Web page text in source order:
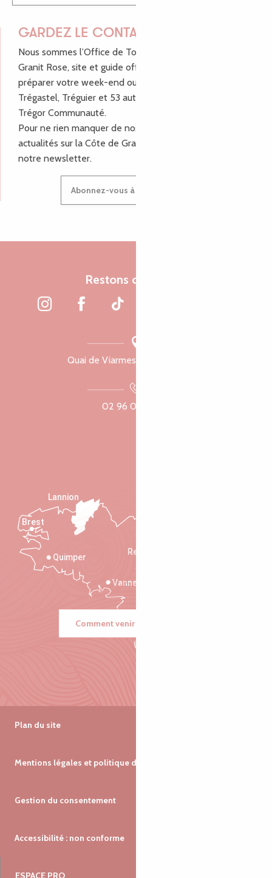
GARDEZ LE CONTACT !
Nous sommes l’Office de Tourisme Bretagne - Côte de
Granit Rose, site et guide officiel pour vous aider à
préparer votre week-end ou vos vacances à Lannion,
Trégastel, Tréguier et 53 autres communes de Lannion-
Trégor Communauté.
Pour ne rien manquer de nos bons plans et nos
actualités sur la Côte de Granit Rose, inscrivez-vous à
notre newsletter.
Abonnez-vous à notre newsletter
Restons connectés
Quai de Viarmes, 22300 Lannion
02 96 05 60 70
Rennes
Vannes
Quimper
Lannion
Brest
Comment venir ?
Plan du site
Mentions légales et politique de confidentialité
Gestion du consentement
Accessibilité : non conforme
ESPACE PRO